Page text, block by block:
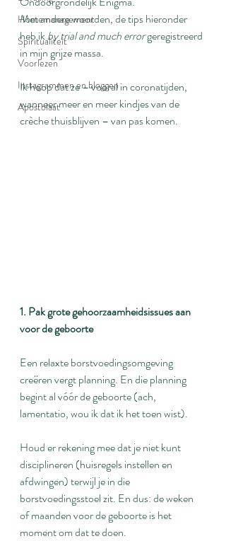
Homemanagement
Spiritualiteit
Voorlezen
Instagrammen en bloggen
Apostolaat
Met andere woorden, de tips hieronder
heb ik by trial and much error geregistreerd
in mijn grijze massa.
Ik hoop dat ze – vooral in coronatijden,
wanneer meer en meer kindjes van de
crèche thuisblijven – van pas komen.
1. Pak grote gehoorzaamheidsissues aan
voor de geboorte
Een relaxte borstvoedingsomgeving
creëren vergt planning. En die planning
begint al vóór de geboorte (ach,
lamentatio, wou ik dat ik het toen wist).
Houd er rekening mee dat je niet kunt
disciplineren (huisregels instellen en
afdwingen) terwijl je in die
borstvoedingsstoel zit. En dus: de weken
of maanden voor de geboorte is het
moment om dat te doen.